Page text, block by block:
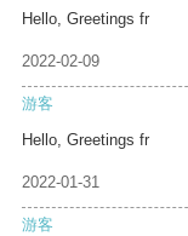
Hello, Greetings fr
2022-02-09
游客
Hello, Greetings fr
2022-01-31
游客